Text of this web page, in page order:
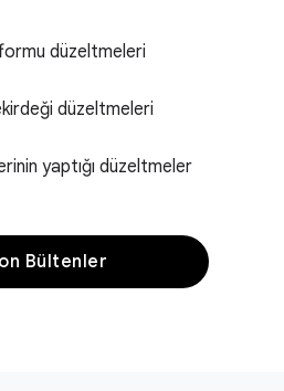
düzeltmeleri
düzeltmeleri
yaptığı düzeltmeler
Bültenler